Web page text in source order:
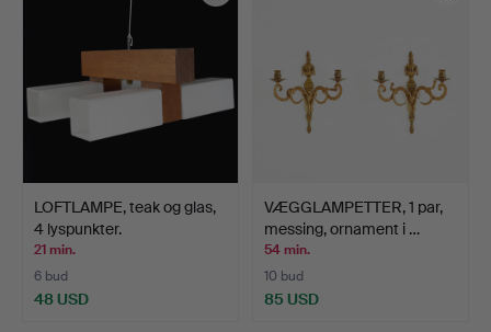
LOFTLAMPE, teak og glas,
4 lyspunkter.
21 min.
6 bud
48 USD
VÆGGLAMPETTER, 1 par,
messing, ornament i …
54 min.
10 bud
85 USD